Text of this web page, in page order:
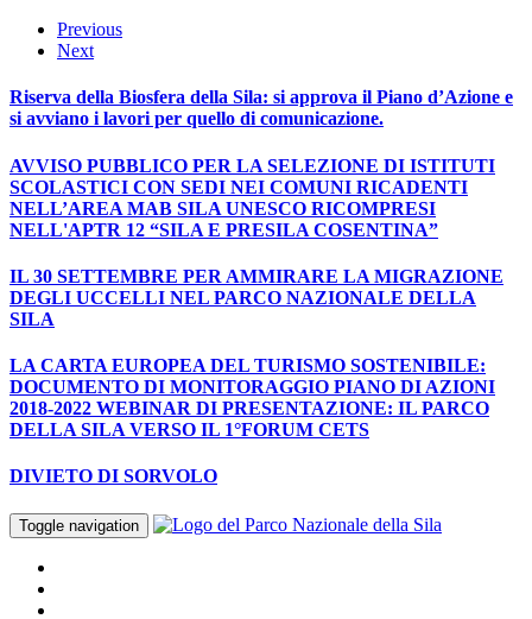
Previous
Next
Riserva della Biosfera della Sila: si approva il Piano d’Azione e
si avviano i lavori per quello di comunicazione.
AVVISO PUBBLICO PER LA SELEZIONE DI ISTITUTI
SCOLASTICI CON SEDI NEI COMUNI RICADENTI
NELL’AREA MAB SILA UNESCO RICOMPRESI
NELL'APTR 12 “SILA E PRESILA COSENTINA”
IL 30 SETTEMBRE PER AMMIRARE LA MIGRAZIONE
DEGLI UCCELLI NEL PARCO NAZIONALE DELLA
SILA
LA CARTA EUROPEA DEL TURISMO SOSTENIBILE:
DOCUMENTO DI MONITORAGGIO PIANO DI AZIONI
2018-2022 WEBINAR DI PRESENTAZIONE: IL PARCO
DELLA SILA VERSO IL 1°FORUM CETS
DIVIETO DI SORVOLO
Toggle navigation